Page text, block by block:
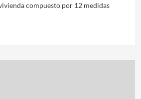
compuesto por 12 medidas